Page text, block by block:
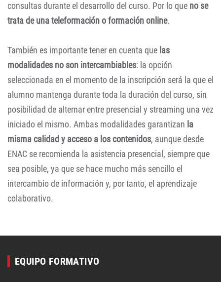
consultas durante el desarrollo del curso. Por lo que no se
trata de una teleformación o formación online.
También es importante tener en cuenta que las
modalidades no son intercambiables: la opción
seleccionada en el momento de la inscripción será la que el
alumno mantenga durante toda la duración del curso, sin
posibilidad de alternar entre presencial y streaming una vez
iniciado el mismo. Ambas modalidades garantizan la
misma calidad y acceso a los contenidos, aunque desde
ENAC se recomienda la asistencia presencial, siempre que
sea posible, ya que se hace mucho más sencillo el
intercambio de información y, por tanto, el aprendizaje
colaborativo.
EQUIPO FORMATIVO